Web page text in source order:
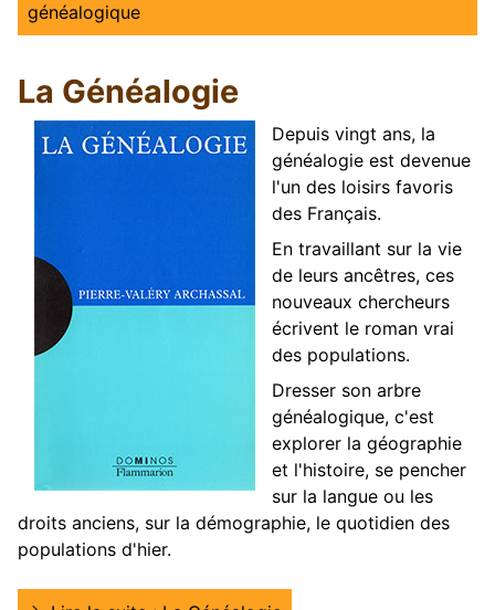
généalogique
La Généalogie
Depuis vingt ans, la
généalogie est devenue
l'un des loisirs favoris
des Français.
En travaillant sur la vie
de leurs ancêtres, ces
nouveaux chercheurs
écrivent le roman vrai
des populations.
Dresser son arbre
généalogique, c'est
explorer la géographie
et l'histoire, se pencher
sur la langue ou les
droits anciens, sur la démographie, le quotidien des
populations d'hier.